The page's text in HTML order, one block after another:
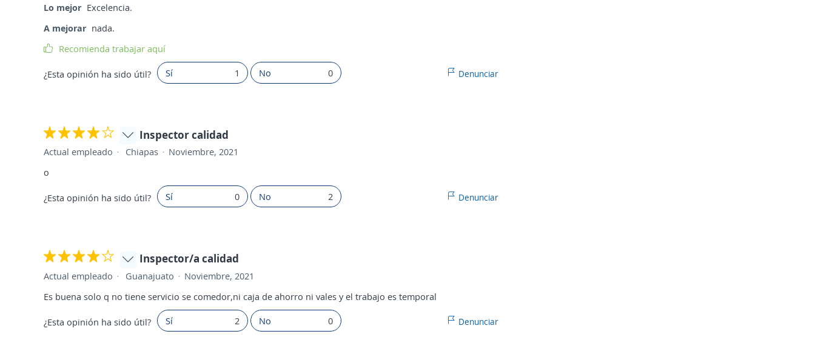
Lo mejor Excelencia.
A mejorar nada.
Recomienda trabajar aquí
¿Esta opinión ha sido útil? Sí 1 No 0 Denunciar
Inspector calidad
Actual empleado Chiapas
Noviembre, 2021
o
¿Esta opinión ha sido útil? Sí 0 No 2 Denunciar
Inspector/a calidad
Actual empleado Guanajuato
Noviembre, 2021
Es buena solo q no tiene servicio se comedor,ni caja de ahorro ni vales y el trabajo es temporal
¿Esta opinión ha sido útil? Sí 2 No 0 Denunciar